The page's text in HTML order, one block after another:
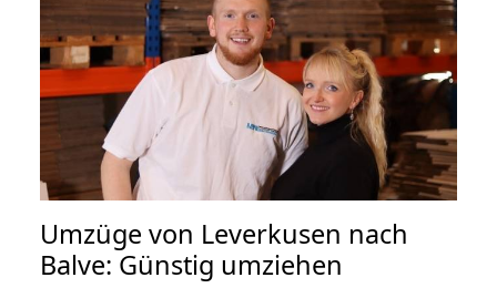
Umzüge von Leverkusen nach
Balve: Günstig umziehen